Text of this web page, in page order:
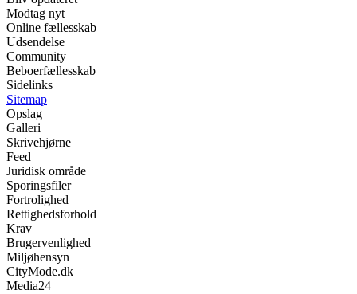
Modtag nyt
Online fællesskab
Udsendelse
Community
Beboerfællesskab
Sidelinks
Sitemap
Opslag
Galleri
Skrivehjørne
Feed
Juridisk område
Sporingsfiler
Fortrolighed
Rettighedsforhold
Krav
Brugervenlighed
Miljøhensyn
CityMode.dk
Media24